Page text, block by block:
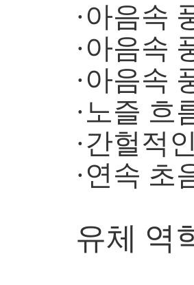
·아음속
·아음속
·아음속
·노즐 흐
·간헐적
·연속 초
유체 역